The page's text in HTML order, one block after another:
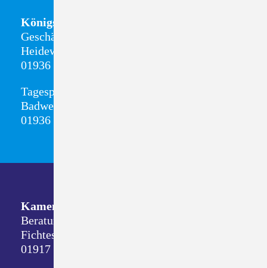
Königsbrück
Geschäftsstelle + Sozialstation
Heideweg 8
01936 Königsbrück
Tagespflege
Badweg 13
01936 Königsbrück
Kamenz
Beratungsdienste
Fichtestraße 8
01917 Kamenz